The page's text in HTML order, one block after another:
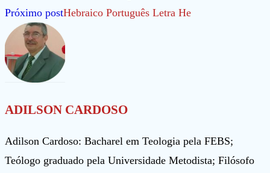
mais
artigos
Próximo postHebraico Português Letra He
ADILSON CARDOSO
Adilson Cardoso: Bacharel em Teologia pela FEBS;
Teólogo graduado pela Universidade Metodista; Filósofo